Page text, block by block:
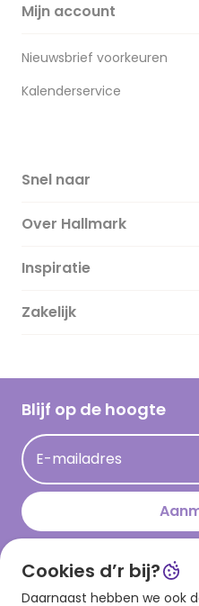
Mijn account
Nieuwsbrief voorkeuren
Kalenderservice
Snel naar
Over Hallmark
Over ons
Duurzaamheid
Hallmark Kaartclub
Acties
Persberichten
Inspiratie
Magazine
Cadeau inspiratie
Op kamp gedichten en
Leuke en grappige op kamp
kamppost inspiratie
Zakelijk
Blijf op de hoogte
E-mailadres
Download onze app
Cookies d’r bij?
Daarnaast hebben we ook